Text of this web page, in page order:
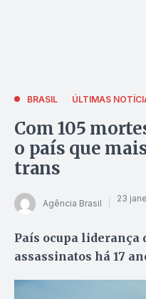
BRASIL ÚLTIMAS
Com 105
o país que
trans
Agência Brasil 23
País ocupa liderança
assassinatos há 17